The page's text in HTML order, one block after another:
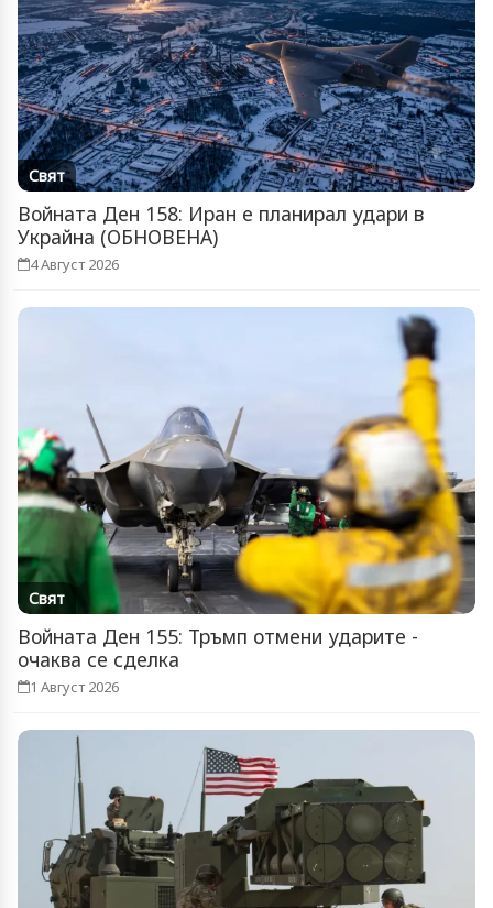
Свят
Войната Ден 158: Иран е планирал удари в
Украйна (ОБНОВЕНА)
4 Август 2026
Свят
Войната Ден 155: Тръмп отмени ударите -
очаква се сделка
1 Август 2026